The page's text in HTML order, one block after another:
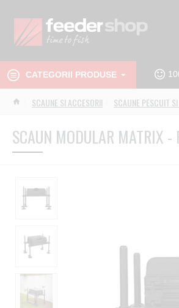
CATEGORII PRODUSE
SCAUNE SI ACCESORII SCAUNE PESCUIT
SCAUN MODULAR MATRIX